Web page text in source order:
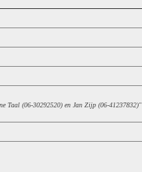
Taal (06-30292520) en Jan Zijp (06-41237832)"